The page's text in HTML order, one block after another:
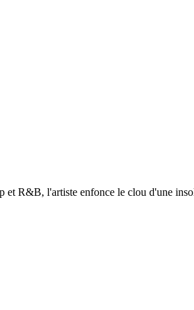
R&B, l'artiste enfonce le clou d'une